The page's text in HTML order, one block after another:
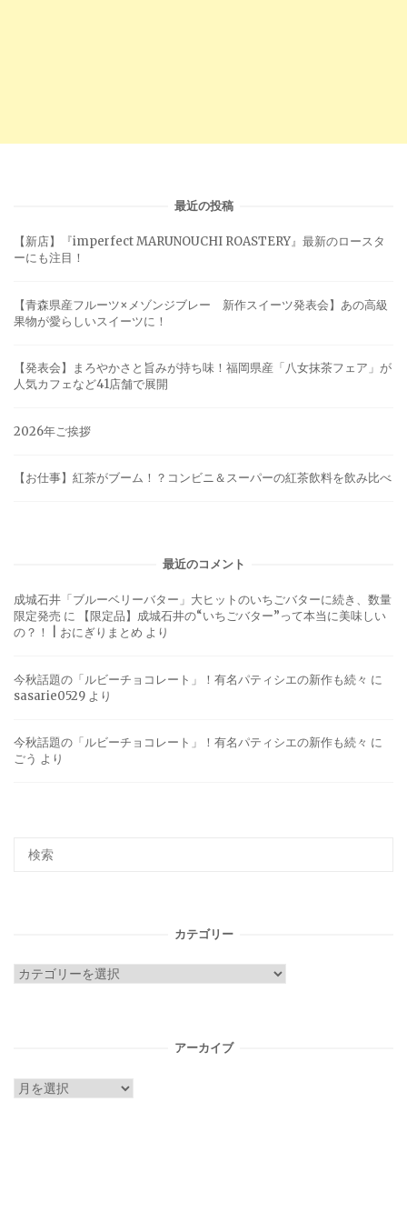
最近の投稿
【新店】『imperfect MARUNOUCHI ROASTERY』最新のロースタ
ーにも注目！
【青森県産フルーツ×メゾンジブレー 新作スイーツ発表会】あの高級
果物が愛らしいスイーツに！
【発表会】まろやかさと旨みが持ち味！福岡県産「八女抹茶フェア」が
人気カフェなど41店舗で展開
2026年ご挨拶
【お仕事】紅茶がブーム！？コンビニ＆スーパーの紅茶飲料を飲み比べ
最近のコメント
成城石井「ブルーベリーバター」大ヒットのいちごバターに続き、数量
限定発売 に
【限定品】成城石井の“いちごバター”って本当に美味しい
の？！ | おにぎりまとめ より
今秋話題の「ルビーチョコレート」！有名パティシエの新作も続々 に
sasarie0529 より
今秋話題の「ルビーチョコレート」！有名パティシエの新作も続々 に
ごう より
カテゴリー
カ
アーカイブ
ア